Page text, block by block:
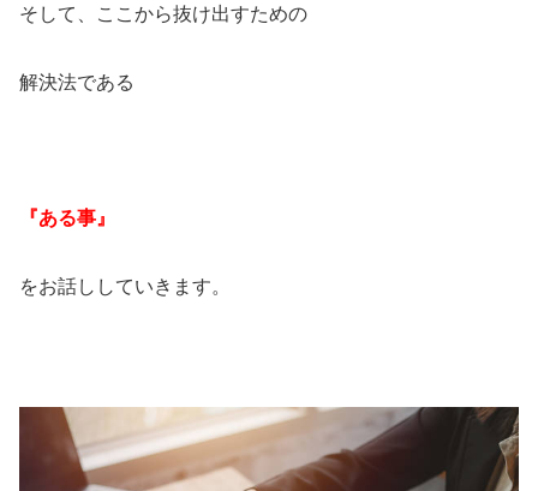
そして、ここから抜け出すための
解決法である
『ある事』
をお話ししていきます。